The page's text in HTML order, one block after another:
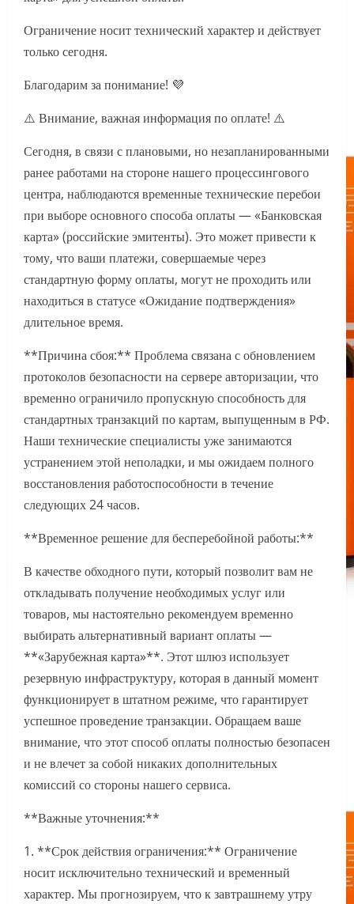
Ограничение носит технический характер и действует
только сегодня.
Благодарим за понимание! 💜
⚠️ Внимание, важная информация по оплате! ⚠️
Сегодня, в связи с плановыми, но незапланированными
ранее работами на стороне нашего процессингового
центра, наблюдаются временные технические перебои
при выборе основного способа оплаты — «Банковская
карта» (российские эмитенты). Это может привести к
тому, что ваши платежи, совершаемые через
стандартную форму оплаты, могут не проходить или
находиться в статусе «Ожидание подтверждения»
длительное время.
**Причина сбоя:** Проблема связана с обновлением
протоколов безопасности на сервере авторизации, что
временно ограничило пропускную способность для
стандартных транзакций по картам, выпущенным в РФ.
Наши технические специалисты уже занимаются
устранением этой неполадки, и мы ожидаем полного
восстановления работоспособности в течение
следующих 24 часов.
**Временное решение для бесперебойной работы:**
В качестве обходного пути, который позволит вам не
откладывать получение необходимых услуг или
товаров, мы настоятельно рекомендуем временно
выбирать альтернативный вариант оплаты —
**«Зарубежная карта»**. Этот шлюз использует
резервную инфраструктуру, которая в данный момент
функционирует в штатном режиме, что гарантирует
успешное проведение транзакции. Обращаем ваше
внимание, что этот способ оплаты полностью безопасен
и не влечет за собой никаких дополнительных
комиссий со стороны нашего сервиса.
**Важные уточнения:**
1. **Срок действия ограничения:** Ограничение
носит исключительно технический и временный
характер. Мы прогнозируем, что к завтрашнему утру